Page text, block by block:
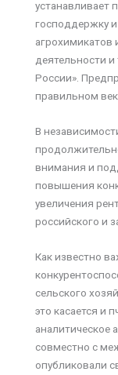
устанавливает
господдержку
агрохимикатов
деятельности
России».
правильном
В
внимания и
повышения
увеличения
российского и
Как известно
сельского
это касается и
аналитическое
совместно с
опубликовали